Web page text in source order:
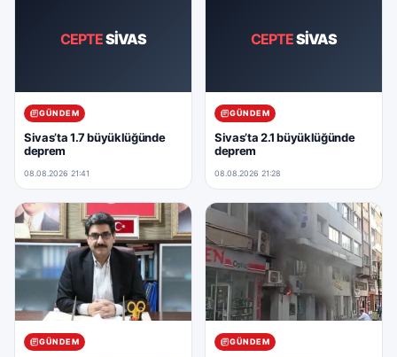
CEPTESİVAS
GÜNDEM
Sivas’ta 1.7 büyüklüğünde
deprem
08.08.2026 21:41
CEPTESİVAS
GÜNDEM
Sivas’ta 2.1 büyüklüğünde
deprem
08.08.2026 21:28
GÜNDEM GÜNDEM